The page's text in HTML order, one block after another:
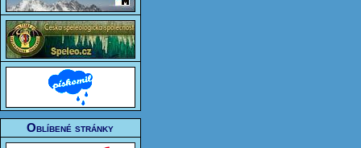
Oblíbené stránky